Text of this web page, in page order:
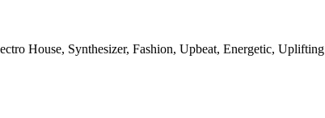
House, Synthesizer, Fashion, Upbeat, Energetic, Uplifting